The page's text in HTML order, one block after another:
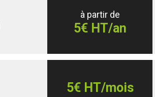
à partir de
5€ HT/an
5€ HT/mois